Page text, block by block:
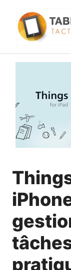
contenu